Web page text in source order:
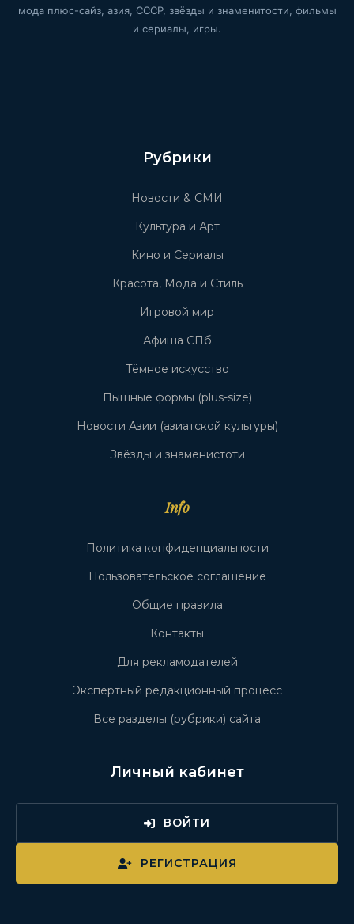
мода плюс-сайз, азия, СССР, звёзды и знаменитости, фильмы
и сериалы, игры.
Рубрики
Новости & СМИ
Культура и Арт
Кино и Сериалы
Красота, Мода и Стиль
Игровой мир
Афиша СПб
Тёмное искусство
Пышные формы (plus-size)
Новости Азии (азиатской культуры)
Звёзды и знаменистоти
Info
Политика конфиденциальности
Пользовательское соглашение
Общие правила
Контакты
Для рекламодателей
Экспертный редакционный процесс
Все разделы (рубрики) сайта
Личный кабинет
ВОЙТИ
РЕГИСТРАЦИЯ